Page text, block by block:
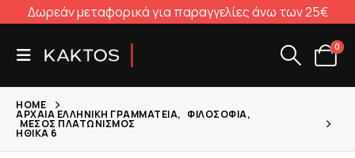
Δωρεάν μεταφορικά για παραγγελίες άνω των 25€
0
HOME
ΑΡΧΑΊΑ ΕΛΛΗΝΙΚΉ ΓΡΑΜΜΑΤΕΊΑ, ΦΙΛΟΣΟΦΊΑ,
ΜΈΣΟΣ ΠΛΑΤΩΝΙΣΜΌΣ
ΗΘΙΚΆ 6